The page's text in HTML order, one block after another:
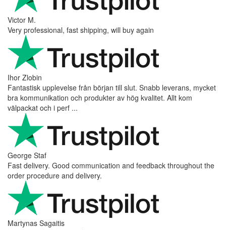
Victor M.
Very professional, fast shipping, will buy again
Ihor Zlobin
Fantastisk upplevelse från början till slut. Snabb leverans, mycket
bra kommunikation och produkter av hög kvalitet. Allt kom
välpackat och i perf ...
George Staf
Fast delivery. Good communication and feedback throughout the
order procedure and delivery.
Martynas Sagaitis